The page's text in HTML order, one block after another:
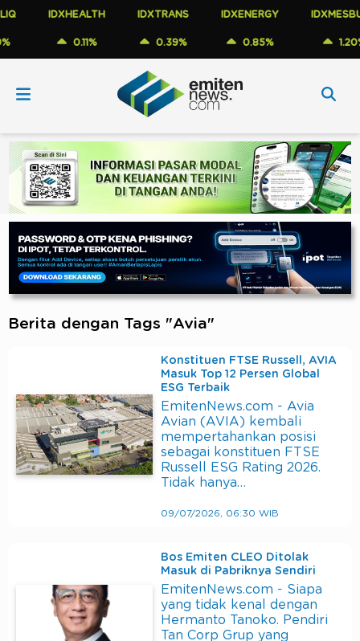
IDXHEALTH
0.11%
IDXTRANS
0.39%
IDXENERGY
0.85% 1.20%
Berita dengan Tags "Avia"
Konstituen FTSE Russell, AVIA
Masuk Top 12 Persen Global
ESG Terbaik
EmitenNews.com - Avia
Avian (AVIA) kembali
mempertahankan posisi
sebagai konstituen FTSE
Russell ESG Rating 2026.
Tidak hanya…
09/07/2026, 06:30 WIB
Bos Emiten CLEO Ditolak
Masuk di Pabriknya Sendiri
EmitenNews.com - Siapa
yang tidak kenal dengan
Hermanto Tanoko. Pendiri
Tan Corp Grup yang